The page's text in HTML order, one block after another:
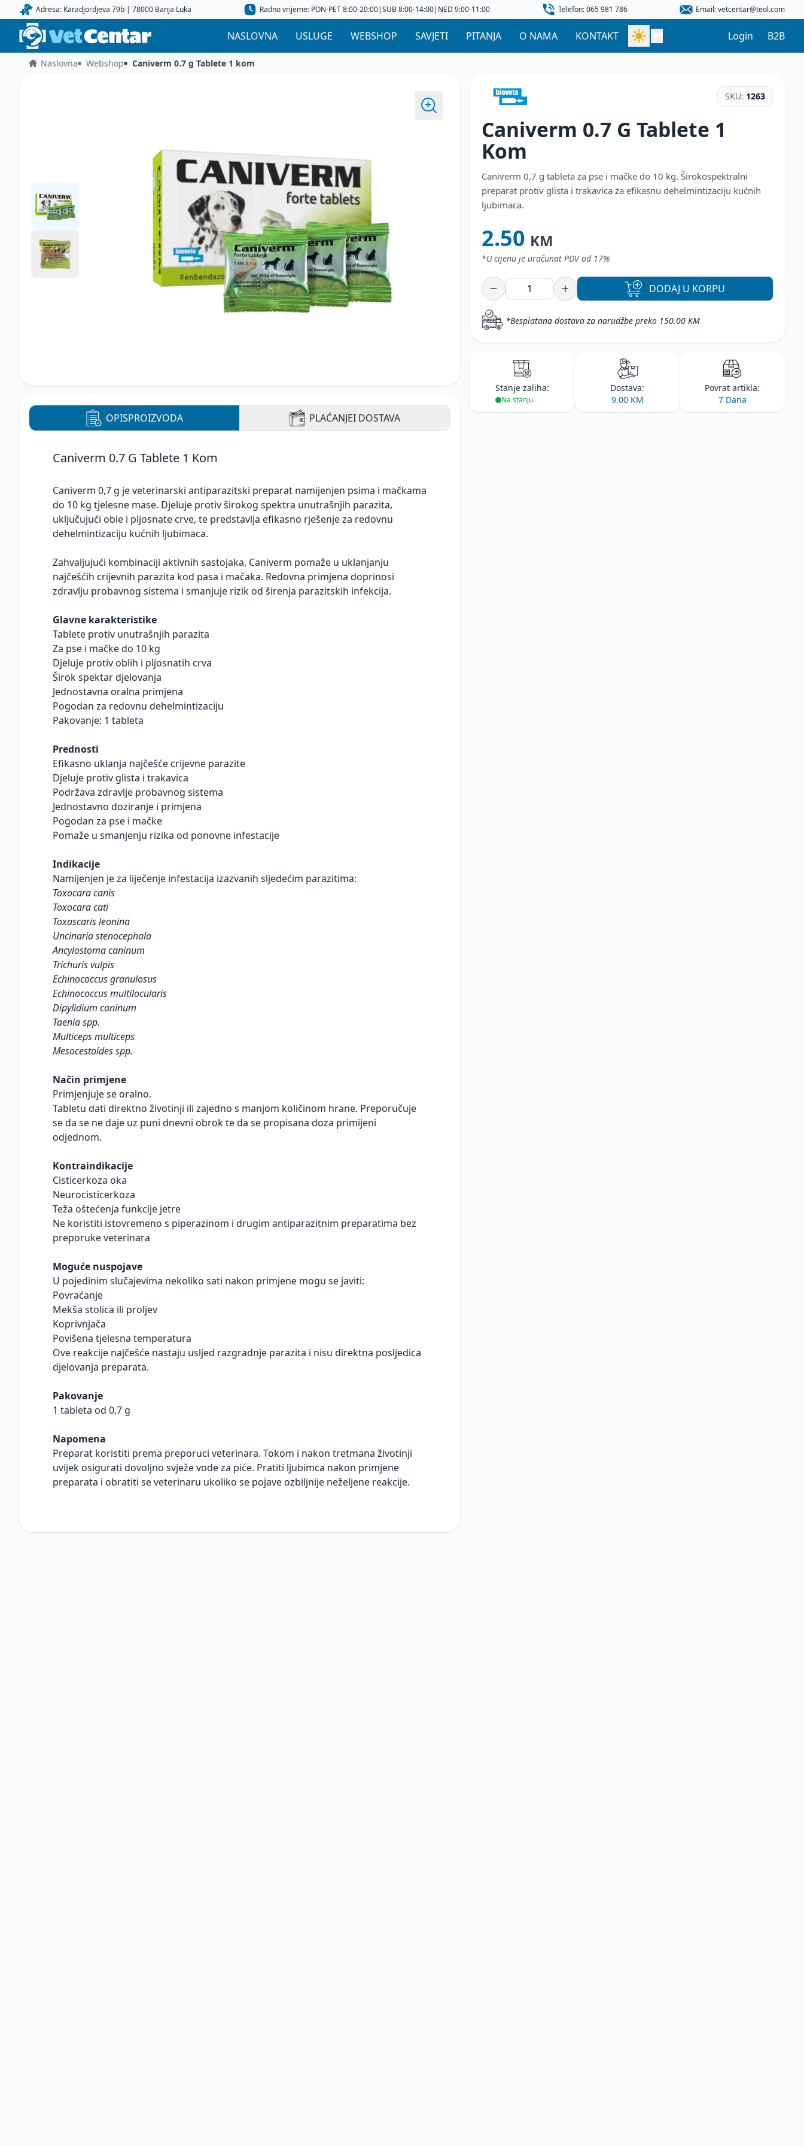
Adresa: Karadjordjeva 79b | 78000 Banja Luka Radno vrijeme: PON-PET 8:00-20:00|SUB 8:00-14:00|NED 9:00-11:00 Telefon: 065 981 786 Email: vetcentar@teol.com
NASLOVNA USLUGE WEBSHOP SAVJETI PITANJA O NAMA KONTAKT Login B2B
Naslovna Webshop Caniverm 0.7 g Tablete 1 kom
OPISPROIZVODA PLAĆANJEI DOSTAVA
Caniverm 0.7 G Tablete 1 Kom
Caniverm 0,7 g je veterinarski antiparazitski preparat namijenjen psima i mačkama
do 10 kg tjelesne mase. Djeluje protiv širokog spektra unutrašnjih parazita,
uključujući oble i pljosnate crve, te predstavlja efikasno rješenje za redovnu
dehelmintizaciju kućnih ljubimaca.
Zahvaljujući kombinaciji aktivnih sastojaka, Caniverm pomaže u uklanjanju
najčešćih crijevnih parazita kod pasa i mačaka. Redovna primjena doprinosi
zdravlju probavnog sistema i smanjuje rizik od širenja parazitskih infekcija.
Glavne karakteristike
Tablete protiv unutrašnjih parazita
Za pse i mačke do 10 kg
Djeluje protiv oblih i pljosnatih crva
Širok spektar djelovanja
Jednostavna oralna primjena
Pogodan za redovnu dehelmintizaciju
Pakovanje: 1 tableta
Prednosti
Efikasno uklanja najčešće crijevne parazite
Djeluje protiv glista i trakavica
Podržava zdravlje probavnog sistema
Jednostavno doziranje i primjena
Pogodan za pse i mačke
Pomaže u smanjenju rizika od ponovne infestacije
Indikacije
Namijenjen je za liječenje infestacija izazvanih sljedećim parazitima:
Toxocara canis
Toxocara cati
Toxascaris leonina
Uncinaria stenocephala
Ancylostoma caninum
Trichuris vulpis
Echinococcus granulosus
Echinococcus multilocularis
Dipylidium caninum
Taenia spp.
Multiceps multiceps
Mesocestoides spp.
Način primjene
Primjenjuje se oralno.
Tabletu dati direktno životinji ili zajedno s manjom količinom hrane. Preporučuje
se da se ne daje uz puni dnevni obrok te da se propisana doza primijeni
odjednom.
Kontraindikacije
Cisticerkoza oka
Neurocisticerkoza
Teža oštećenja funkcije jetre
Ne koristiti istovremeno s piperazinom i drugim antiparazitnim preparatima bez
preporuke veterinara
Moguće nuspojave
U pojedinim slučajevima nekoliko sati nakon primjene mogu se javiti:
Povraćanje
Mekša stolica ili proljev
Koprivnjača
Povišena tjelesna temperatura
Ove reakcije najčešće nastaju usljed razgradnje parazita i nisu direktna posljedica
djelovanja preparata.
Pakovanje
1 tableta od 0,7 g
Napomena
Preparat koristiti prema preporuci veterinara. Tokom i nakon tretmana životinji
uvijek osigurati dovoljno svježe vode za piće. Pratiti ljubimca nakon primjene
preparata i obratiti se veterinaru ukoliko se pojave ozbiljnije neželjene reakcije.
SKU: 1263
Caniverm 0.7 G Tablete 1
Kom
Caniverm 0,7 g tableta za pse i mačke do 10 kg. Širokospektralni
preparat protiv glista i trakavica za efikasnu dehelmintizaciju kućnih
ljubimaca.
2.50 KM
*U cijenu je uračunat PDV od 17%
DODAJ U KORPU
*Besplatana dostava za narudžbe preko 150.00 KM
Stanje zaliha:
Na stanju
Dostava:
9.00 KM
Povrat artikla:
7 Dana